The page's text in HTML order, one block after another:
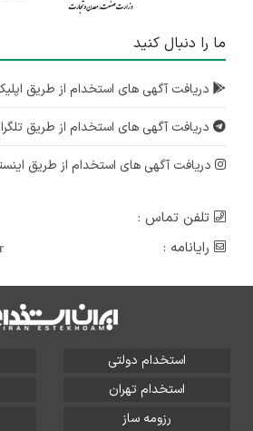
۴ سال پیش
استخدام مسول فنی
خراسان رضوی
ما را دنبال کنید
دریافت آگهی های استخدام از طریق
دریافت آگهی های استخدام از طریق
دریافت آگهی های استخدام از طریق
تلفن تماس :
رایانامه :
استخدام دولتی
استخدام تهران
رزومه ساز